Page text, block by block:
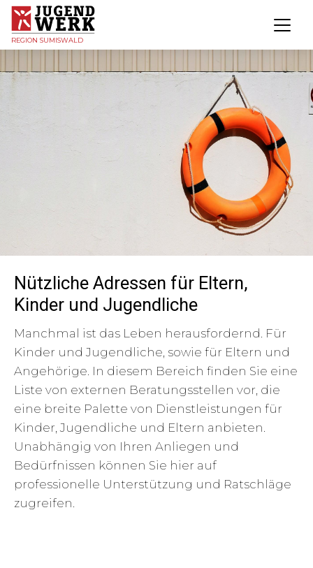
REGION SUMISWALD
Nützliche Adressen für Eltern,
Kinder und Jugendliche
Manchmal ist das Leben herausfordernd. Für
Kinder und Jugendliche, sowie für Eltern und
Angehörige. In diesem Bereich finden Sie eine
Liste von externen Beratungsstellen vor, die
eine breite Palette von Dienstleistungen für
Kinder, Jugendliche und Eltern anbieten.
Unabhängig von Ihren Anliegen und
Bedürfnissen können Sie hier auf
professionelle Unterstützung und Ratschläge
zugreifen.